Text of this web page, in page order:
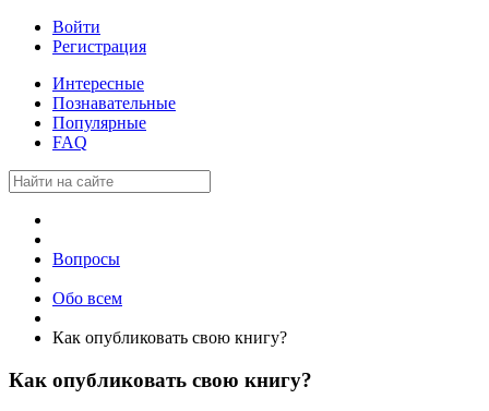
Войти
Регистрация
Интересные
Познавательные
Популярные
FAQ
Вопросы
Обо всем
Как опубликовать свою книгу?
Как опубликовать свою книгу?